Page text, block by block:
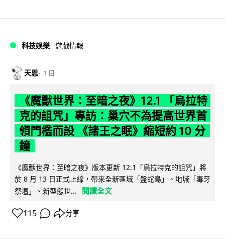
科技娛樂 遊戲情報
天恩 1 日
《魔獸世界：至暗之夜》12.1 「烏拉特
克的詛咒」專訪：巢穴不為提高世界首
領門檻而設 《諸王之眠》縮短約 10 分
鐘
《魔獸世界：至暗之夜》版本更新 12.1「烏拉特克的詛咒」將
於 8 月 13 日正式上線，帶來全新區域「盤蛇島」、地城「毒牙
祭壇」、新型態世...
閱讀全文
115 分享